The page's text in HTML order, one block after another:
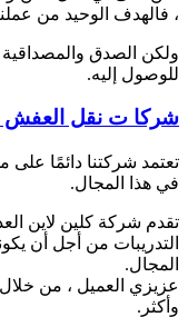
، فالهدف الوحيد من
ولكن الصدق والمصداقية
للوصول إليه.
شركا ت نقل العفش
تعتمد شركتنا دائمًا على
في هذا المجال.
تقدم شركة كلين لاين
التدريبات من أجل أن
المجال.
عزيزي العميل ، من
وأكثر.